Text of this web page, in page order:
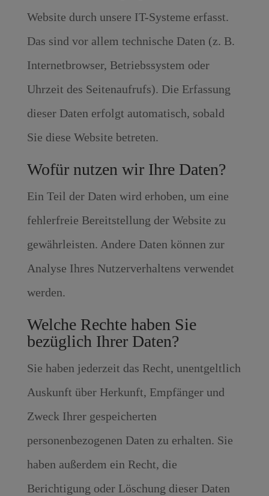
Website durch unsere IT-Systeme erfasst.
Das sind vor allem technische Daten (z. B.
Internetbrowser, Betriebssystem oder
Uhrzeit des Seitenaufrufs). Die Erfassung
dieser Daten erfolgt automatisch, sobald
Sie diese Website betreten.
Wofür nutzen wir Ihre Daten?
Ein Teil der Daten wird erhoben, um eine
fehlerfreie Bereitstellung der Website zu
gewährleisten. Andere Daten können zur
Analyse Ihres Nutzerverhaltens verwendet
werden.
Welche Rechte haben Sie
bezüglich Ihrer Daten?
Sie haben jederzeit das Recht, unentgeltlich
Auskunft über Herkunft, Empfänger und
Zweck Ihrer gespeicherten
personenbezogenen Daten zu erhalten. Sie
haben außerdem ein Recht, die
Berichtigung oder Löschung dieser Daten